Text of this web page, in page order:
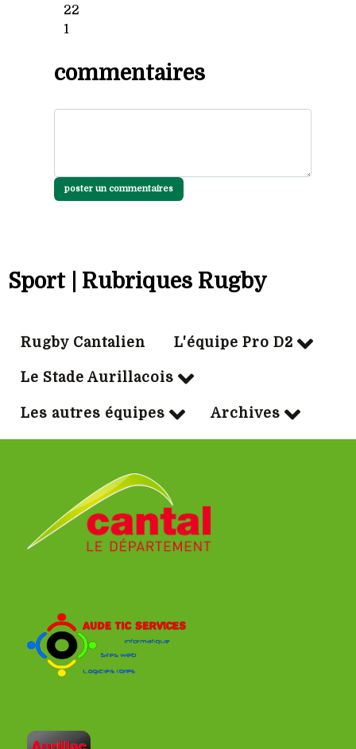
22
1
commentaires
poster un commentaires
Sport | Rubriques Rugby
Rugby Cantalien L'équipe Pro D2
Le Stade Aurillacois
Les autres équipes Archives